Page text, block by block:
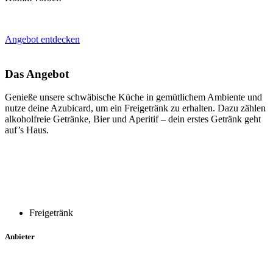
Angebot entdecken
Das Angebot
Genieße unsere schwäbische Küche in gemütlichem Ambiente und
nutze deine Azubicard, um ein Freigetränk zu erhalten. Dazu zählen
alkoholfreie Getränke, Bier und Aperitif – dein erstes Getränk geht
auf’s Haus.
Freigetränk
Anbieter